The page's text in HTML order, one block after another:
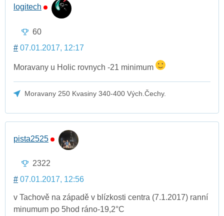
logitech
60
# 07.01.2017, 12:17
Moravany u Holic rovnych -21 minimum
Moravany 250 Kvasiny 340-400 Vých.Čechy.
pista2525
2322
# 07.01.2017, 12:56
v Tachově na západě v blízkosti centra (7.1.2017) ranní
minumum po 5hod ráno-19,2°C